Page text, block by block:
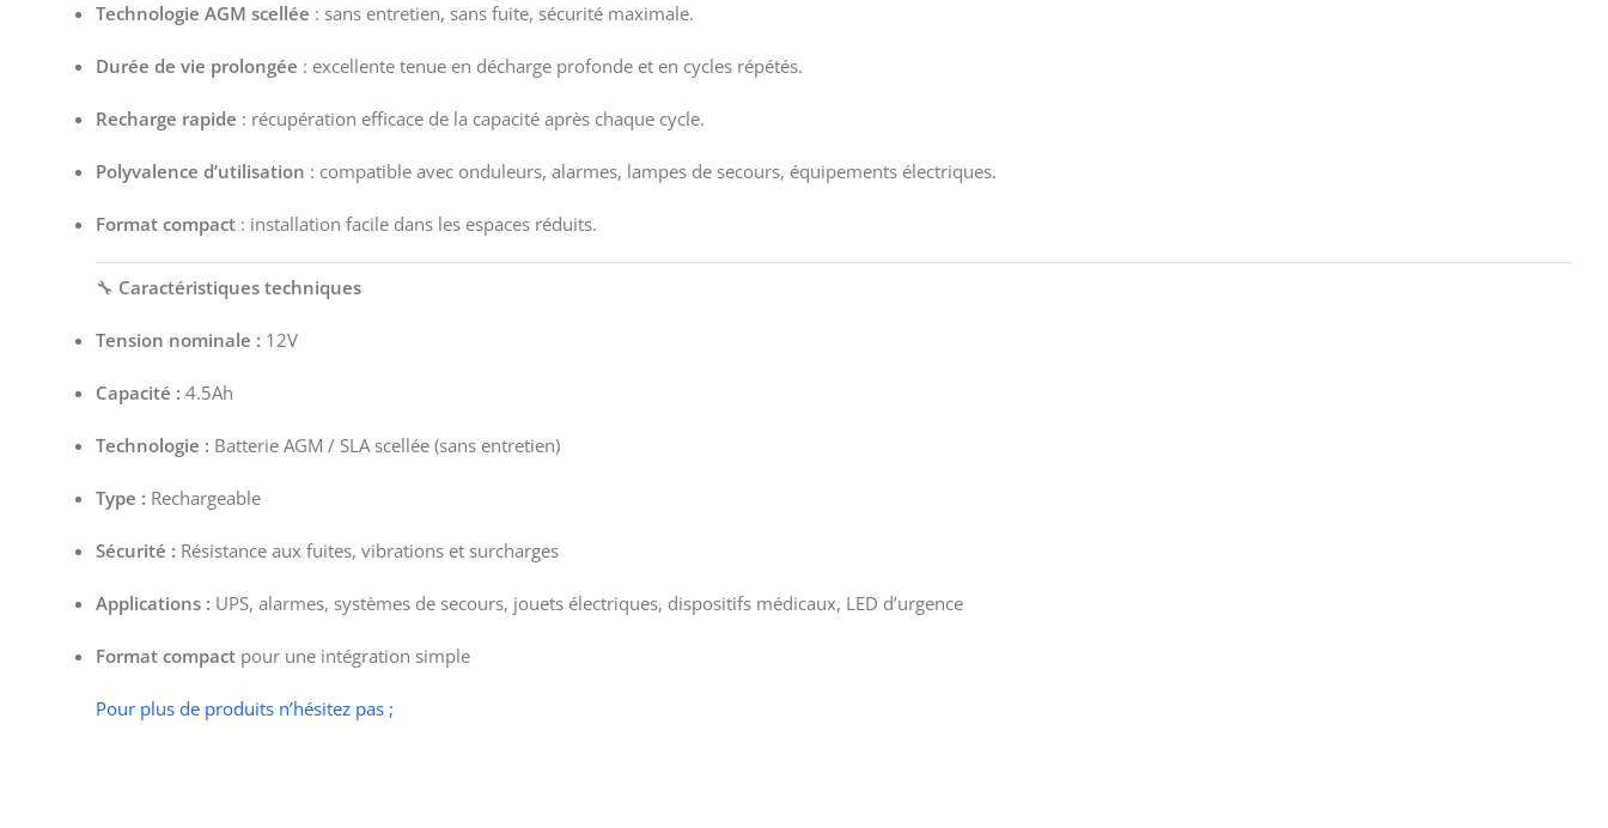
Technologie AGM scellée : sans entretien, sans fuite, sécurité maximale.
Durée de vie prolongée : excellente tenue en décharge profonde et en cycles répétés.
Recharge rapide : récupération efficace de la capacité après chaque cycle.
Polyvalence d’utilisation : compatible avec onduleurs, alarmes, lampes de secours, équipements électriques.
Format compact : installation facile dans les espaces réduits.
🔧 Caractéristiques techniques
Tension nominale : 12V
Capacité : 4.5Ah
Technologie : Batterie AGM / SLA scellée (sans entretien)
Type : Rechargeable
Sécurité : Résistance aux fuites, vibrations et surcharges
Applications : UPS, alarmes, systèmes de secours, jouets électriques, dispositifs médicaux, LED d’urgence
Format compact pour une intégration simple
Pour plus de produits n’hésitez pas ;